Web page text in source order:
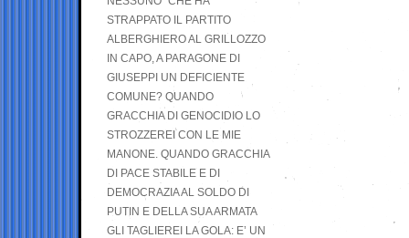
STRAPPATO IL PARTITO
ALBERGHIERO AL GRILLOZZO
IN CAPO, A PARAGONE DI
GIUSEPPI UN DEFICIENTE
COMUNE? QUANDO
GRACCHIA DI GENOCIDIO LO
STROZZEREI CON LE MIE
MANONE. QUANDO GRACCHIA
DI PACE STABILE E DI
DEMOCRAZIA AL SOLDO DI
PUTIN E DELLA SUA ARMATA
GLI TAGLIEREI LA GOLA: E’ UN